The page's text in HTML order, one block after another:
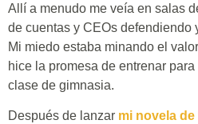
Allí a menudo me veía en salas
de cuentas y CEOs defendiendo
Mi miedo estaba minando el
hice la promesa de entrenar
clase de gimnasia.
Después de lanzar mi novela